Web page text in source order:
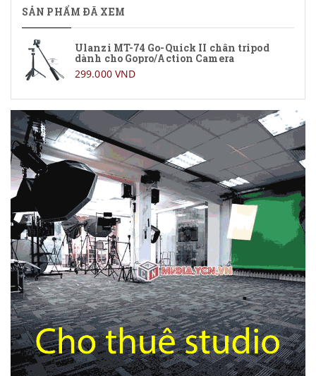
SẢN PHẨM ĐÃ XEM
Ulanzi MT-74 Go-Quick II chân tripod
dành cho Gopro/Action Camera
299.000 VND